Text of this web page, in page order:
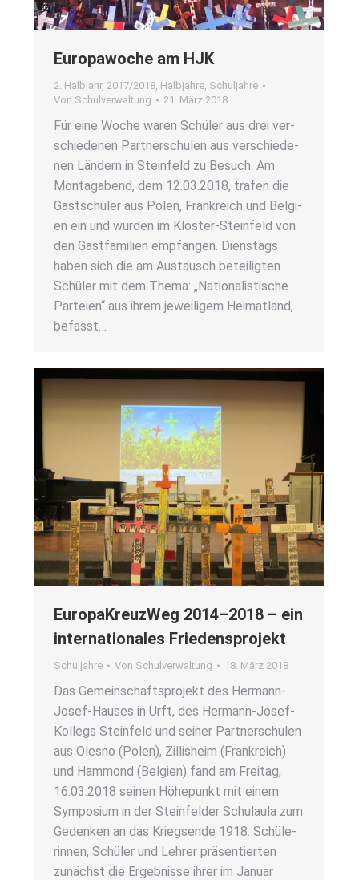
Euro­pa­wo­che am HJK
2. Halbjahr, 2017/2018 Halbjahre Schuljahre
Von Schulverwaltung 21. März 2018
Für eine Woche waren Schü­ler aus drei ver­
schie­de­nen Part­ner­schu­len aus ver­schie­de­
nen Län­dern in Stein­feld zu Besuch. Am
Mon­tag­abend, dem 12.03.2018, tra­fen die
Gast­schü­ler aus Polen, Frank­reich und Bel­gi­
en ein und wur­den im Klos­­ter-Stein­­feld von
den Gast­fa­mi­li­en emp­fan­gen. Diens­tags
haben sich die am Aus­tausch betei­lig­ten
Schü­ler mit dem The­ma: „Natio­na­lis­ti­sche
Par­tei­en“ aus ihrem jewei­li­gem Hei­mat­land,
befasst…
Euro­pa­Kreuz­Weg 2014–2018 – ein
inter­na­tio­na­les Frie­dens­pro­jekt
Schuljahre Von Schulverwaltung 18. März 2018
Das Gemein­schafts­pro­jekt des Her­­mann-
Josef-Hau­­ses in Urft, des Her­­mann-Josef-
Kol­­legs Stein­feld und sei­ner Part­ner­schu­len
aus Oles­no (Polen), Zil­lisheim (Frank­reich)
und Ham­mond (Bel­gi­en) fand am Frei­tag,
16.03.2018 sei­nen Höhe­punkt mit einem
Sym­po­si­um in der Stein­fel­der Schul­au­la zum
Geden­ken an das Kriegs­en­de 1918. Schü­le­
rin­nen, Schü­ler und Leh­rer prä­sen­tier­ten
zunächst die Ergeb­nis­se ihrer im Janu­ar